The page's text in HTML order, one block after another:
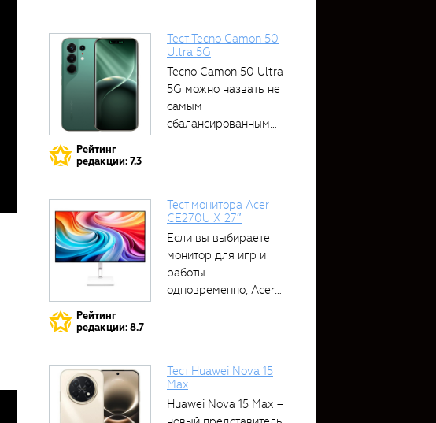
Рейтинг
редакции: 7.3
Тест Tecno Camon 50
Ultra 5G
Tecno Camon 50 Ultra
5G можно назвать не
самым
сбалансированным
Рейтинг
редакции: 8.7
Тест монитора Acer
CE270U X 27″
Если вы выбираете
монитор для игр и
работы
одновременно, Acer
Тест Huawei Nova 15
Max
Huawei Nova 15 Max –